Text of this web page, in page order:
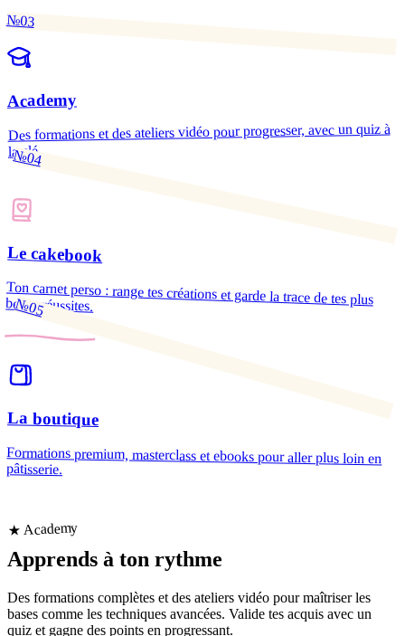
№03
Academy
Des formations et des ateliers vidéo pour progresser, avec un quiz à
la clé.
№04
Le cakebook
Ton carnet perso : range tes créations et garde la trace de tes plus
belles réussites.
№05
La boutique
Formations premium, masterclass et ebooks pour aller plus loin en
pâtisserie.
★ Academy
Apprends à ton rythme
Des formations complètes et des ateliers vidéo pour maîtriser les
bases comme les techniques avancées. Valide tes acquis avec un
quiz et gagne des points en progressant.